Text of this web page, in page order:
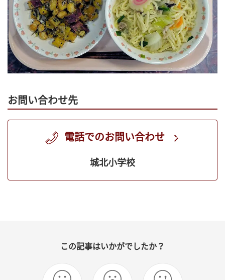
お問い合わせ先
電話でのお問い合わせ
城北小学校
この記事はいかがでしたか？